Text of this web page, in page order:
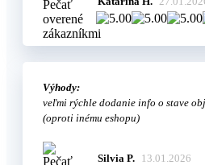
Výhody:
veľmi rýchle dodanie info o stave
(oproti inému eshopu)
Silvia P. 13.01.2026